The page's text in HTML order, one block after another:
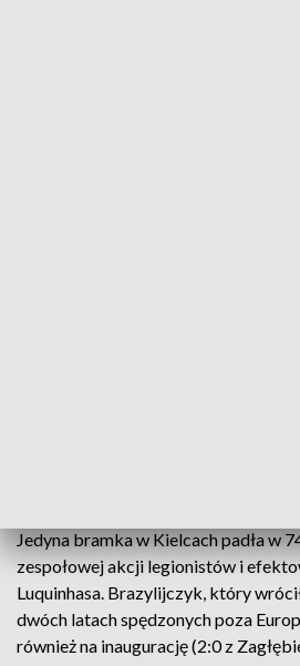
Jedyna bramka w Kielcach padła w
zespołowej akcji legionistów i
Luquinhasa. Brazylijczyk, który
dwóch latach spędzonych poza
również na inaugurację (2:0 z